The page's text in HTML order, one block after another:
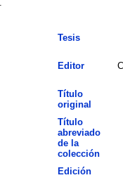
Tesis
Editor
Título
original
Título
abreviado
de la
colección
Edición